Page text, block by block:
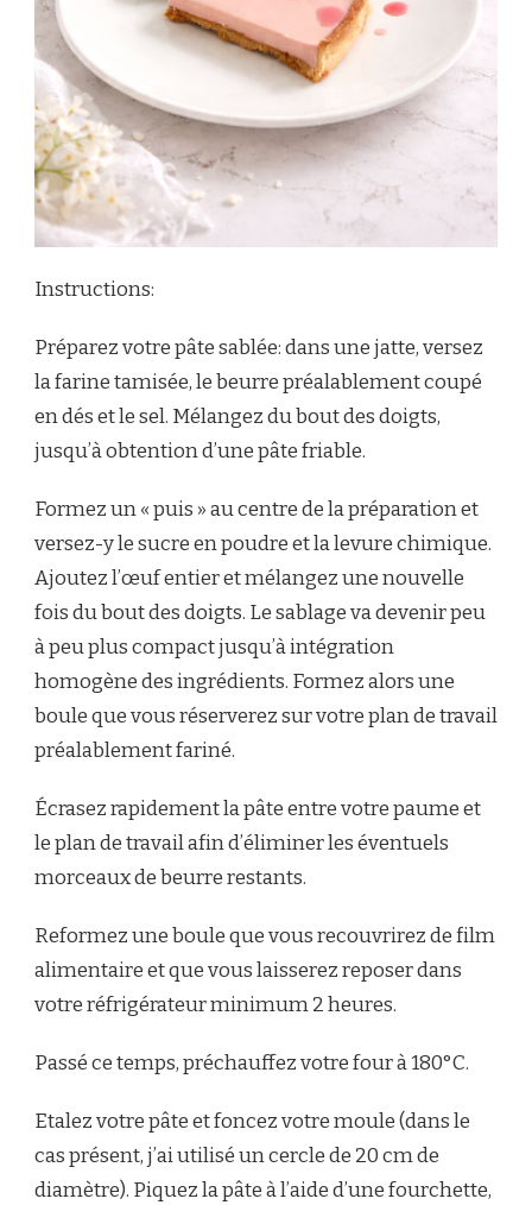
Instructions:
Préparez votre pâte sablée: dans une jatte, versez
la farine tamisée, le beurre préalablement coupé
en dés et le sel. Mélangez du bout des doigts,
jusqu’à obtention d’une pâte friable.
Formez un « puis » au centre de la préparation et
versez-y le sucre en poudre et la levure chimique.
Ajoutez l’œuf entier et mélangez une nouvelle
fois du bout des doigts. Le sablage va devenir peu
à peu plus compact jusqu’à intégration
homogène des ingrédients. Formez alors une
boule que vous réserverez sur votre plan de travail
préalablement fariné.
Écrasez rapidement la pâte entre votre paume et
le plan de travail afin d’éliminer les éventuels
morceaux de beurre restants.
Reformez une boule que vous recouvrirez de film
alimentaire et que vous laisserez reposer dans
votre réfrigérateur minimum 2 heures.
Passé ce temps, préchauffez votre four à 180°C.
Etalez votre pâte et foncez votre moule (dans le
cas présent, j’ai utilisé un cercle de 20 cm de
diamètre). Piquez la pâte à l’aide d’une fourchette,